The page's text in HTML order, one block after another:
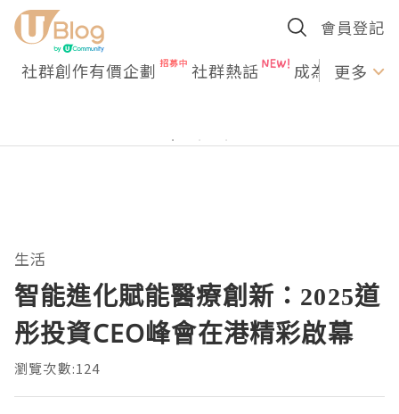
會員登記
社群創作有價企劃 社群熱話 成為U更多
生活
智能進化賦能醫療創新：2025道
彤投資CEO峰會在港精彩啟幕
瀏覽次數:124